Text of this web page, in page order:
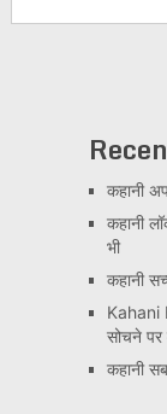
कहानी
कहानी
भी
कहानी
Kahani
सोचने पर
कहानी